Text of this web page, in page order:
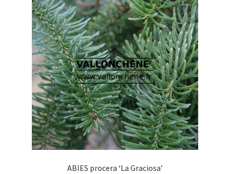
options
peuvent
être
choisies
sur
la
page
du
produit
ABIES procera ‘La Graciosa’